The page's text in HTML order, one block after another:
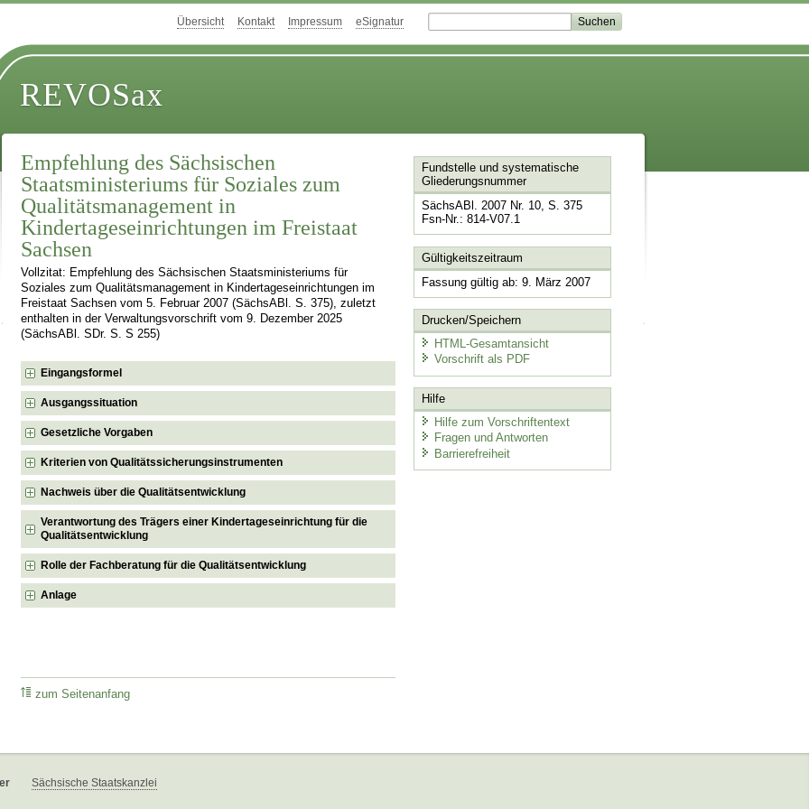
Übersicht Kontakt Impressum eSignatur
REVOSax
Empfehlung des Sächsischen
Staatsministeriums für Soziales zum
Qualitätsmanagement in
Kindertageseinrichtungen im Freistaat
Sachsen
Vollzitat: Empfehlung des Sächsischen Staatsministeriums für
Soziales zum Qualitätsmanagement in Kindertageseinrichtungen im
Freistaat Sachsen vom 5. Februar 2007 (SächsABl. S. 375), zuletzt
enthalten in der Verwaltungsvorschrift vom 9. Dezember 2025
(SächsABl. SDr. S. S 255)
Eingangsformel
Ausgangssituation
Gesetzliche Vorgaben
Kriterien von Qualitätssicherungsinstrumenten
Nachweis über die Qualitätsentwicklung
Verantwortung des Trägers einer Kindertageseinrichtung für die
Qualitätsentwicklung
Rolle der Fachberatung für die Qualitätsentwicklung
Anlage
zum Seitenanfang
Fundstelle und systematische
Gliederungsnummer
SächsABl. 2007 Nr. 10, S. 375
Fsn-Nr.: 814-V07.1
Gültigkeitszeitraum
Fassung gültig ab: 9. März 2007
Drucken/Speichern
HTML-Gesamtansicht
Vorschrift als PDF
Hilfe
Hilfe zum Vorschriftentext
Fragen und Antworten
Barrierefreiheit
Sächsische Staatskanzlei